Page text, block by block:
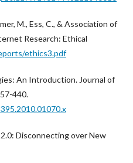
M., Ess, C., & Association of
Research: Ethical
ethics3.pdf
An Introduction. Journal of
440.
Disconnecting over New